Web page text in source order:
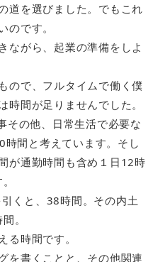
道を選びました。でもこれ
のです。
ながら、起業の準備をしよ
ので、フルタイムで働く僕
時間が足りませんでした。
その他、日常生活で必要な
間と考えています。そし
が通勤時間も含め１日12時
くと、38時間。その内土
。
る時間です。
を書くことと、その他関連